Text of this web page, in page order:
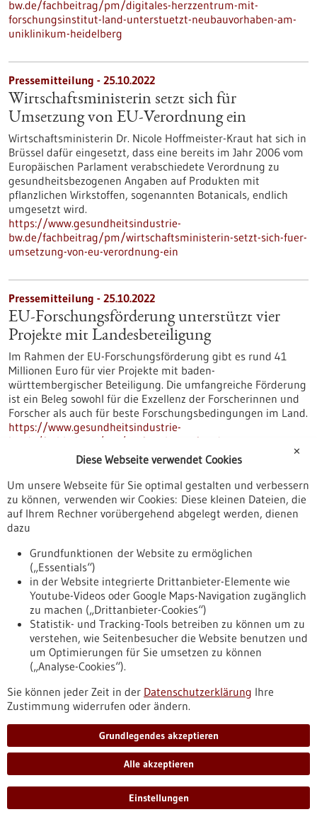
bw.de/fachbeitrag/pm/digitales-herzzentrum-mit-
forschungsinstitut-land-unterstuetzt-neubauvorhaben-am-
uniklinikum-heidelberg
Pressemitteilung - 25.10.2022
Wirtschaftsministerin setzt sich für
Umsetzung von EU-Verordnung ein
Wirtschaftsministerin Dr. Nicole Hoffmeister-Kraut hat sich in
Brüssel dafür eingesetzt, dass eine bereits im Jahr 2006 vom
Europäischen Parlament verabschiedete Verordnung zu
gesundheitsbezogenen Angaben auf Produkten mit
pflanzlichen Wirkstoffen, sogenannten Botanicals, endlich
umgesetzt wird.
https://www.gesundheitsindustrie-
bw.de/fachbeitrag/pm/wirtschaftsministerin-setzt-sich-fuer-
umsetzung-von-eu-verordnung-ein
Pressemitteilung - 25.10.2022
EU-Forschungsförderung unterstützt vier
Projekte mit Landesbeteiligung
Im Rahmen der EU-Forschungsförderung gibt es rund 41
Millionen Euro für vier Projekte mit baden-
württembergischer Beteiligung. Die umfangreiche Förderung
ist ein Beleg sowohl für die Exzellenz der Forscherinnen und
Forscher als auch für beste Forschungsbedingungen im Land.
https://www.gesundheitsindustrie-
bw.de/fachbeitrag/pm/eu-forschungsfoerderung-
unterstuetzt-vier-projekte-mit-landesbeteiligung
Pressemitteilung - 25.10.2022
Was steuert die Anzahl der Stammzellen im
Stammzellen im Gehirn sorgen für lebenslangen Nachschub
an spezialisierten Zellen, etwa wenn Lern- oder
Trainingseffekte Anpassungen des Gehirns erfordern. Bei
Säugern wie Mensch und Maus sinkt im Alter die Anzahl der
Hirnstammzellen, bei Fischen dagegen nicht. Wodurch wird
die Anzahl der Hirnstammzellen gesteuert? Und könnte es
sogar möglich sein, den altersbedingten Rückgang
aufzuhalten?
https://www.gesundheitsindustrie-
bw.de/fachbeitrag/pm/was-steuert-die-anzahl-der-
stammzellen-im-gehirn
Pressemitteilung - 25.10.2022
Drei ERC Synergy Grants für Wissenschaftler
der Universität Heidelberg
Für zukunftsweisende Forschungsprojekte, die in
✕
Diese Webseite verwendet Cookies
Um unsere Webseite für Sie optimal gestalten und verbessern
zu können, verwenden wir Cookies: Diese kleinen Dateien, die
auf Ihrem Rechner vorübergehend abgelegt werden, dienen
dazu
Grundfunktionen der Website zu ermöglichen
(„Essentials“)
in der Website integrierte Drittanbieter-Elemente wie
Youtube-Videos oder Google Maps-Navigation zugänglich
zu machen („Drittanbieter-Cookies“)
Statistik- und Tracking-Tools betreiben zu können um zu
verstehen, wie Seitenbesucher die Website benutzen und
um Optimierungen für Sie umsetzen zu können
(„Analyse-Cookies“).
Sie können jeder Zeit in der Datenschutzerklärung Ihre
Zustimmung widerrufen oder ändern.
Grundlegendes akzeptieren
Alle akzeptieren
Einstellungen